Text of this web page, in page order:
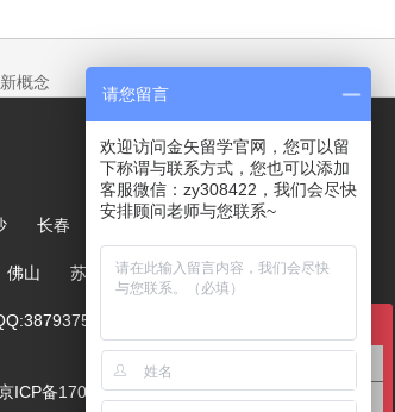
新概念
长春 哈尔滨 大连 郑州
佛山 苏州
ICP备17005244号-1 澳洲留学咨询
请您留言
欢迎访问金矢留学官网，您可以留
下称谓与联系方式，您也可以添加
客服微信：zy308422，我们会尽快
安排顾问老师与您联系~